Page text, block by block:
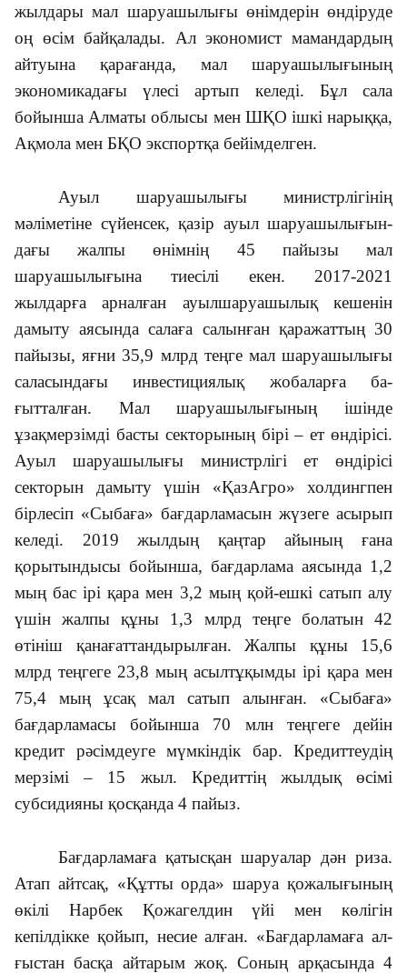
жыл­дары мал шаруашылығы өнімдерін өндіруде
оң өсім байқалады. Ал экономист маман­дар­дың
айтуына қарағанда, мал шаруашылығының
экономикадағы үлесі артып келеді. Бұл сала
бойынша Алматы облысы мен ШҚО ішкі нарыққа,
Ақмола мен БҚО экспортқа бейімделген.
Ауыл шаруашылығы министр­лігінің
мәліметіне сүйенсек, қазір ауыл шаруашылығын­
дағы жалпы өнімнің 45 пайызы мал
шаруашылығына тиесілі екен. 2017-2021
жылдарға арнал­ған ауылшаруа­шылық кешенін
дамыту аясында салаға салынған қаражаттың 30
пайызы, яғни 35,9 млрд теңге мал шаруашылығы
сала­сындағы инвести­циялық жобаларға ба­
ғытталған. Мал шаруашылығының ішін­д­е
ұзақмерзімді басты секторының бірі – ет өндірісі.
Ауыл шаруашылығы министрлігі ет өндірісі
секторын дамыту үшін «ҚазАгро» холдингпен
бірлесіп «Сы­баға» бағдарламасын жүзеге асырып
келеді. 2019 жылдың қаңтар айының ғана
қорытындысы бойынша, бағд­ар­лама аясында 1,2
мың бас ірі қара мен 3,2 мың қой-ешкі сатып алу
үшін жалпы құны 1,3 млрд теңге болатын 42
өтініш қанағаттандырылған. Жалпы құны 15,6
млрд теңгеге 23,8 мың асылтұқымды ірі қара мен
75,4 мың ұсақ мал сатып алынған. «Сыбаға»
бағдарламасы бойын­ша 70 млн теңгеге дейін
кредит рәсімдеуге мүмкіндік бар. Кредиттеудің
мерзімі – 15 жыл. Кредиттің жылдық өсімі
субсидияны қосқанда 4 пайыз.
Бағдарламаға қатысқан шаруалар дән риза.
Атап айтсақ, «Құтты орда» шаруа қожалығының
өкілі Нарбек Қожагелдин үйі мен көлігін
кепілдікке қойып, несие алған. «Бағдарламаға ал­
ғыс­тан басқа айтарым жоқ. Соның ар­қасында 4